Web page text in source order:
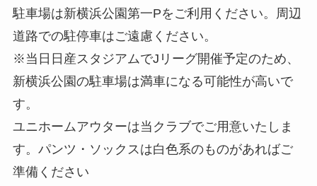
駐車場は新横浜公園第一Pをご利用ください。周辺
道路での駐停車はご遠慮ください。
※当日日産スタジアムでJリーグ開催予定のため、
新横浜公園の駐車場は満車になる可能性が高いで
す。
ユニホームアウターは当クラブでご用意いたしま
す。パンツ・ソックスは白色系のものがあればご
準備ください